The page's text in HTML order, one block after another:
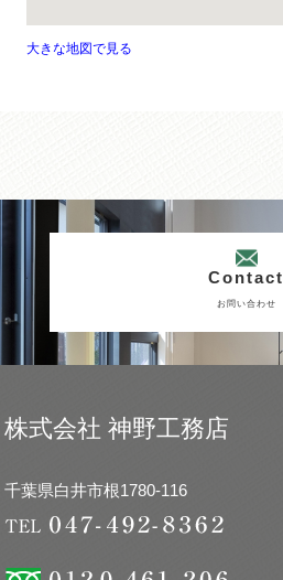
大きな地図で見る
Contact
お問い合わせ
株式会社 神野工務店
千葉県白井市根1780-116